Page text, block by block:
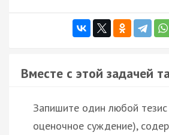
Вместе с этой задачей
Запишите один любой
оценочное суждение),